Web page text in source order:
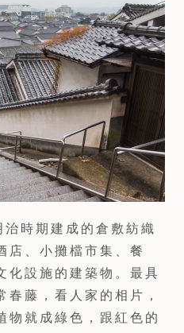
時期建成的倉敷紡織
店、小攤檔市集、餐
化設施的建築物。最具
春藤，看人家的相片，
物就成綠色，跟紅色的